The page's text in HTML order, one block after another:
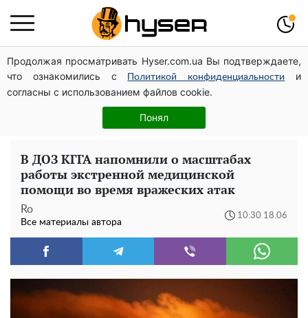
Продолжая просматривать Hyser.com.ua Вы подтверждаете,
что ознакомились с
Политикой конфиденциальности
и
согласны с использованием файлов cookie.
Понял
Дроны с наценкой: Александр Конотопский вывел
миллионы оборонного бюджета через фиктивную
фирму в Эстонии
Елена Тополя слив видео – это далеко не все:
фронтмен "Антитела" Тарас Тополя стал следующим
В ДОЗ КГГА напомнили о масштабах
работы экстренной медицинской
помощи во время вражеских атак
Ro
Все материалы автора
10:30 18.06